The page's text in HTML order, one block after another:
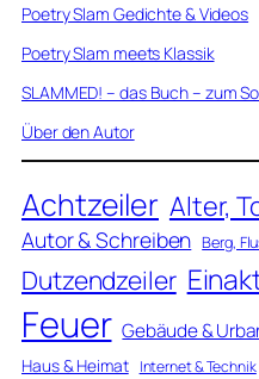
Poetry Slam Gedichte & Videos
Poetry Slam meets Klassik
SLAMMED! – das Buch – zum
Über den Autor
Achtzeiler Alter,
Autor & Schreiben Berg,
Dutzendzeiler
Feuer Gebäude &
Haus & Heimat Internet & Technik